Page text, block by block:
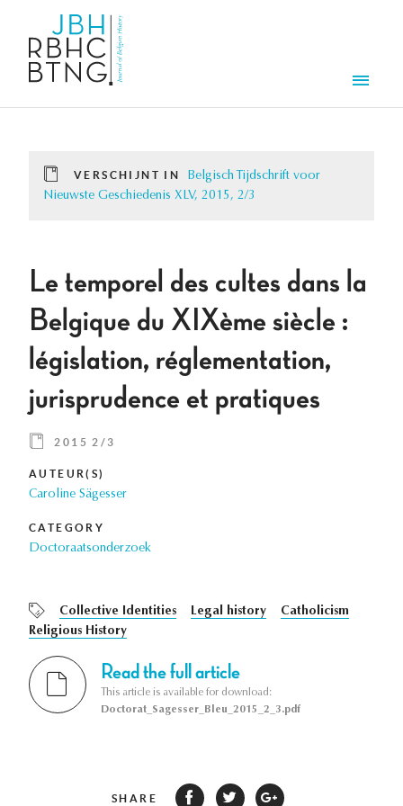
VERSCHIJNT IN
Belgisch Tijdschrift voor
Nieuwste Geschiedenis XLV, 2015, 2/3
Le temporel des cultes dans la
Belgique du XIXème siècle :
législation, réglementation,
jurisprudence et pratiques
2015 2/3
AUTEUR(S)
Caroline Sägesser
CATEGORY
Doctoraatsonderzoek
Collective Identities Legal history
Catholicism
Religious History
Read the full article
This article is available for download:
Doctorat_Sagesser_Bleu_2015_2_3.pdf
SHARE